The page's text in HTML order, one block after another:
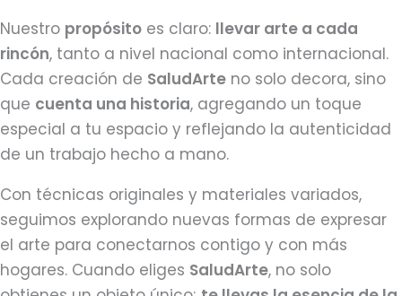
Nuestro propósito es claro: llevar arte a cada
rincón, tanto a nivel nacional como internacional.
Cada creación de SaludArte no solo decora, sino
que cuenta una historia, agregando un toque
especial a tu espacio y reflejando la autenticidad
de un trabajo hecho a mano.
Con técnicas originales y materiales variados,
seguimos explorando nuevas formas de expresar
el arte para conectarnos contigo y con más
hogares. Cuando eliges SaludArte, no solo